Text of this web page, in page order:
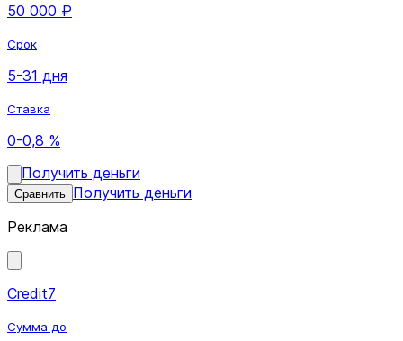
50 000 ₽
Срок
5-31 дня
Ставка
0-0,8 %
Получить деньги
Сравнить Получить деньги
Реклама
Credit7
Сумма до